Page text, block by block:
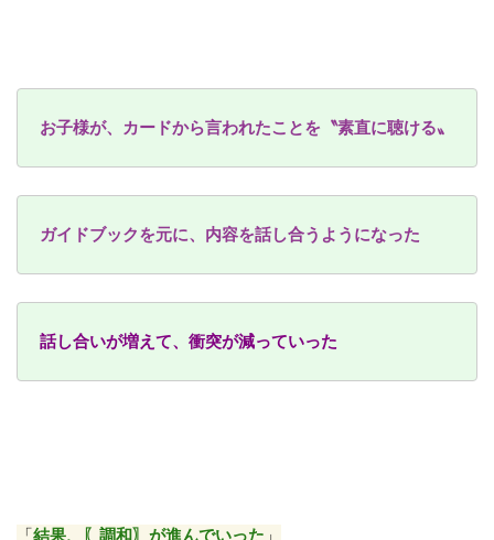
お子様が、カードから言われたことを〝素直に聴ける〟
ガイドブックを元に、内容を話し合うようになった
話し合いが増えて、衝突が減っていった
「結果、〖調和〗が進んでいった 」